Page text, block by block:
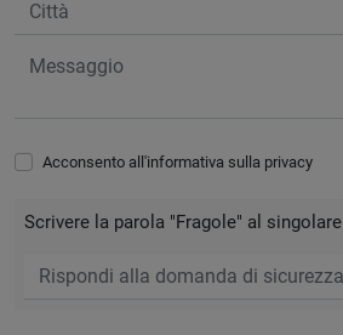
Acconsento all'informativa sulla privacy
Scrivere la parola "Fragole" al singolare